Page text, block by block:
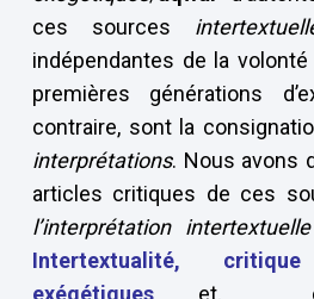
ces sources
indépendantes de la volonté
premières générations
contraire, sont la
interprétations. Nous avons
articles critiques de ces
l’interprétation
Intertextualité,
exégétiqueset,